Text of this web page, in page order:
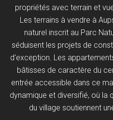
propriétés avec terrain et
Les terrains à vendre à
naturel inscrit au Parc
séduisent les projets de
d'exception. Les
bâtisses de caractère du
entrée accessible dans ce
dynamique et diversifié, où la
du village soutiennent